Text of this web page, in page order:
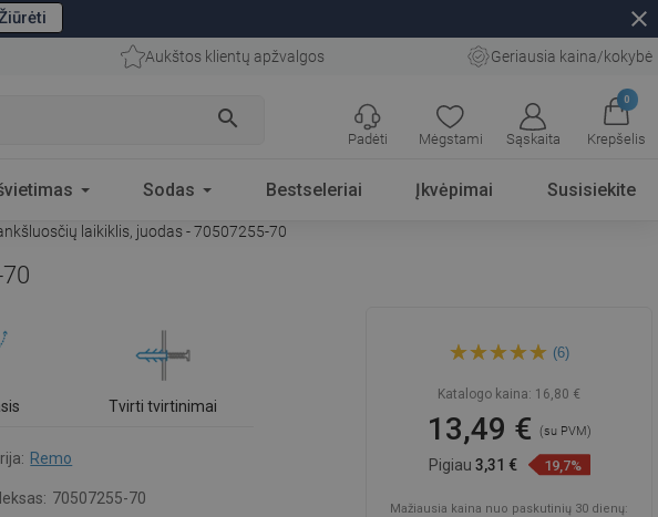
close
Aukštos klientų apžvalgos Geriausia kaina/kokybė
search
Mėgstami Sąskaita
0
Krepšelis
Padėti
Sodas Bestseleriai Įkvėpimai Susisiekite
laikiklis, juodas - 70507255-70
Tvirti tvirtinimai
Remo
70507255-70
pasukamas rankšluosčių
70
(6)
Katalogo kaina: 16,80 €
13,49 € (su PVM)
Pigiau3,31 € 19,7%
Mažiausia kaina nuo paskutinių 30 dienų: